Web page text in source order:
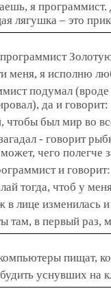
я программист.
лягушка – это
меня, я исполню
подумал (вроде
да и говорит:
чтобы был мир во
- говорит
чего полегче
и говорит:
тогда, чтоб у
в лице изменилась
там, в первый раз,
пищат,
уснувших на